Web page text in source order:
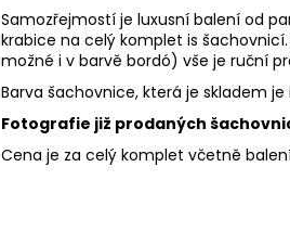
Samozřejmostí je luxusní balení od
krabice na celý komplet is
možné i v barvě bordó) vše je ruční
Barva šachovnice, která je skladem je
Fotografie již prodaných
Cena je za celý komplet včetně